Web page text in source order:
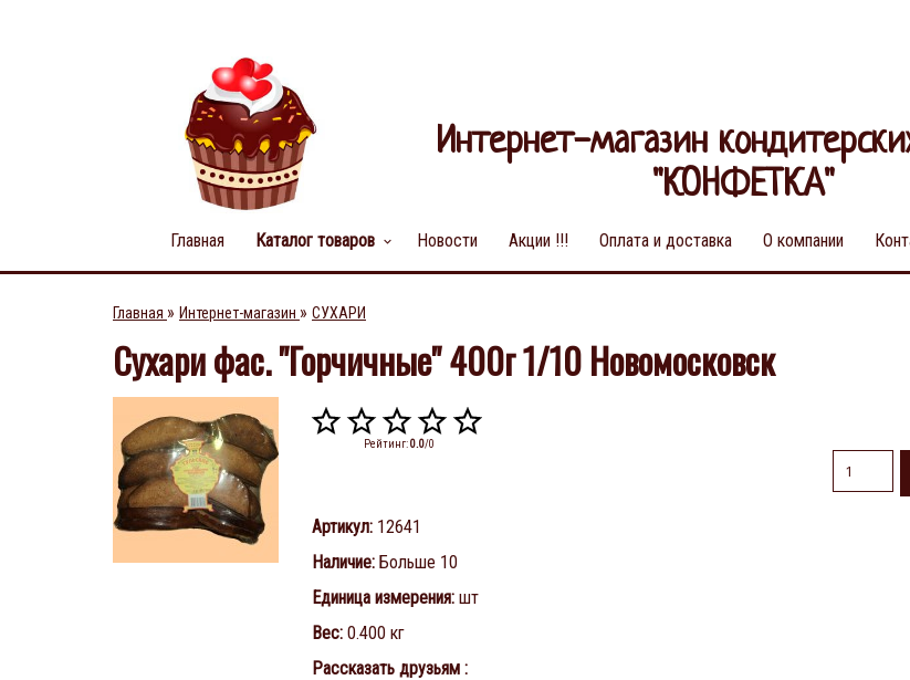
Интернет-магазин
"КОНФЕТКА"
Главная Каталог товаров keyboard_arrow_down Новости Акции !!! Оплата и доставка О компании
Главная » Интернет-магазин » СУХАРИ
Сухари фас. "Горчичные" 400г 1/10 Новомосковск
Рейтинг:0.0/0
Артикул: 12641
Наличие: Больше 10
Единица измерения: шт
Вес: 0.400 кг
Рассказать друзьям :